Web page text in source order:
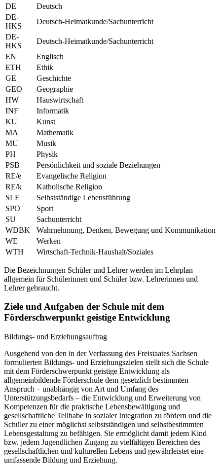
DE
Deutsch
DE-
HKS
Deutsch-Heimatkunde/Sachunterricht
DE-
HKS
Deutsch-Heimatkunde/Sachunterricht
EN
Englisch
ETH
Ethik
GE
Geschichte
GEO
Geographie
HW
Hauswirtschaft
INF
Informatik
KU
Kunst
MA
Mathematik
MU
Musik
PH
Physik
PSB
Persönlichkeit und soziale Beziehungen
RE/e
Evangelische Religion
RE/k
Katholische Religion
SLF
Selbstständige Lebensführung
SPO
Sport
SU
Sachunterricht
WDBK
Wahrnehmung, Denken, Bewegung und Kommunikation
WE
Werken
WTH
Wirtschaft-Technik-Haushalt/Soziales
Die Bezeichnungen Schüler und Lehrer werden im Lehrplan
allgemein für Schülerinnen und Schüler bzw. Lehrerinnen und
Lehrer gebraucht.
Ziele und Aufgaben der Schule mit dem
Förderschwerpunkt geistige Entwicklung
Bildungs- und Erziehungsauftrag
Ausgehend von den in der Verfassung des Freistaates Sachsen
formulierten Bildungs- und Erziehungszielen stellt sich die Schule
mit dem Förderschwerpunkt geistige Entwicklung als
allgemeinbildende Förderschule dem gesetzlich bestimmten
Anspruch – unabhängig von Art und Umfang des
Unterstützungsbedarfs – die Entwicklung und Erweiterung von
Kompetenzen für die praktische Lebensbewältigung und
gesellschaftliche Teilhabe in sozialer Integration zu fördern und die
Schüler zu einer möglichst selbstständigen und selbstbestimmten
Lebensgestaltung zu befähigen. Sie ermöglicht damit jedem Kind
bzw. jedem Jugendlichen Zugang zu vielfältigen Bereichen des
gesellschaftlichen und kulturellen Lebens und gewährleistet eine
umfassende Bildung und Erziehung.